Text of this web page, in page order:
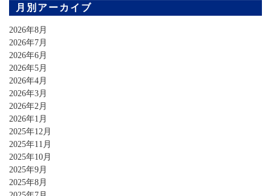
月別アーカイブ
2026年8月
2026年7月
2026年6月
2026年5月
2026年4月
2026年3月
2026年2月
2026年1月
2025年12月
2025年11月
2025年10月
2025年9月
2025年8月